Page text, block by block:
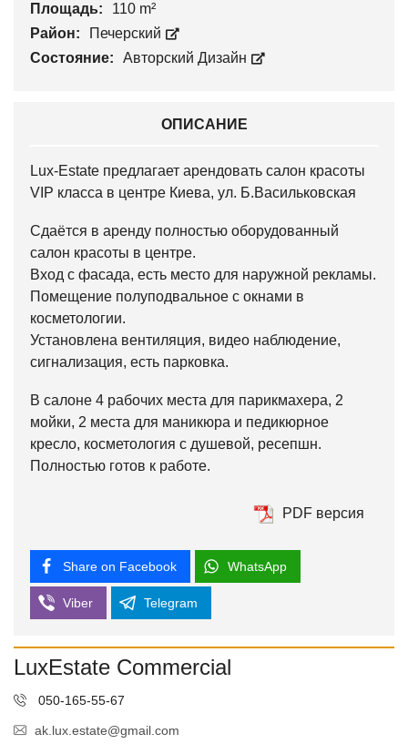
Площадь:
110 m²
Район:
Печерский
Состояние:
Авторский Дизайн
ОПИСАНИЕ
Lux-Estate предлагает арендовать салон красоты
VIP класса в центре Киева, ул. Б.Васильковская
Сдаётся в аренду полностью оборудованный
салон красоты в центре.
Вход с фасада, есть место для наружной рекламы.
Помещение полуподвальное с окнами в
косметологии.
Установлена вентиляция, видео наблюдение,
сигнализация, есть парковка.
В салоне 4 рабочих места для парикмахера, 2
мойки, 2 места для маникюра и педикюрное
кресло, косметология с душевой, ресепшн.
Полностью готов к работе.
PDF версия
Share on Facebook WhatsApp
Viber Telegram
LuxEstate Commercial
050-165-55-67
ak.lux.estate@gmail.com